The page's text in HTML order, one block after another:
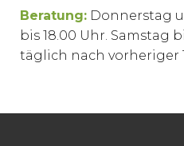
Beratung: Donnerstag
bis 18.00 Uhr. Samstag
täglich nach vorheriger